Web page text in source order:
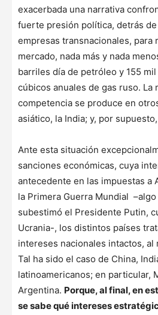
exacerbada una narrativa
fuerte presión política, detrás de
empresas transnacionales, para
mercado, nada más y nada
barriles día de petróleo y 155
cúbicos anuales de gas ruso. La
competencia se produce en
asiático, la India; y, por
Ante esta situación
sanciones económicas, cuya
antecedente en las impuestas a
la Primera Guerra Mundial
subestimó el Presidente Putin,
Ucrania-, los distintos países
intereses nacionales intactos, al
Tal ha sido el caso de China,
latinoamericanos; en particular,
Argentina. Porque, al final, en
se sabe qué intereses